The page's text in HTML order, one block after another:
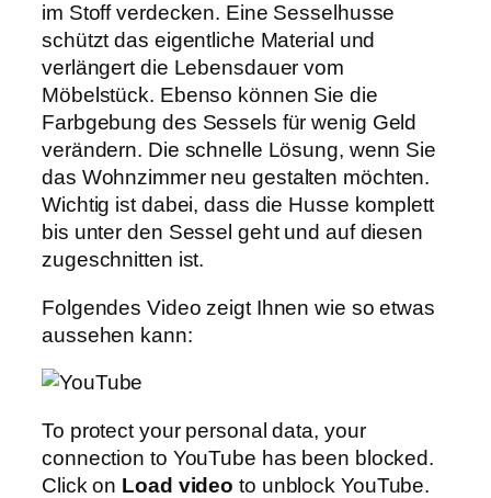
im Stoff verdecken. Eine Sesselhusse
schützt das eigentliche Material und
verlängert die Lebensdauer vom
Möbelstück. Ebenso können Sie die
Farbgebung des Sessels für wenig Geld
verändern. Die schnelle Lösung, wenn Sie
das Wohnzimmer neu gestalten möchten.
Wichtig ist dabei, dass die Husse komplett
bis unter den Sessel geht und auf diesen
zugeschnitten ist.
Folgendes Video zeigt Ihnen wie so etwas
aussehen kann:
To protect your personal data, your
connection to YouTube has been blocked.
Click on Load video to unblock YouTube.